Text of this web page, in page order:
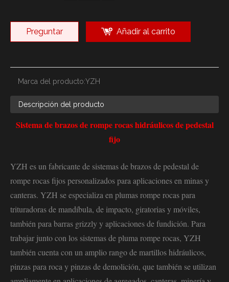
Preguntar Añadir al carrito
Marca del producto:YZH
Descripción del producto
Sistema de brazos de rompe rocas hidráulicos de pedestal
fijo
YZH es un fabricante de sistemas de brazos de pedestal de
rompe rocas fijos personalizados para aplicaciones en minas y
canteras. YZH se especializa en plumas rompe rocas para
trituradoras de mandíbula, de impacto, giratorias y móviles,
también para barras grizzly y aplicaciones de fundición. Para
trabajar junto con los sistemas de pluma rompe rocas, YZH
también cuenta con un amplio rango de martillos hidráulicos,
pinzas para roca y pinzas de demolición, que también se utilizan